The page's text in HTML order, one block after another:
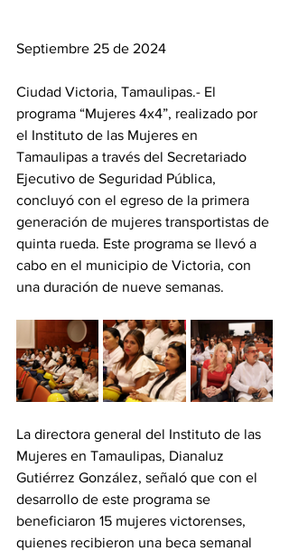
Septiembre 25 de 2024
Ciudad Victoria, Tamaulipas.- El
programa “Mujeres 4x4”, realizado por
el Instituto de las Mujeres en
Tamaulipas a través del Secretariado
Ejecutivo de Seguridad Pública,
concluyó con el egreso de la primera
generación de mujeres transportistas de
quinta rueda. Este programa se llevó a
cabo en el municipio de Victoria, con
una duración de nueve semanas.
La directora general del Instituto de las
Mujeres en Tamaulipas, Dianaluz
Gutiérrez González, señaló que con el
desarrollo de este programa se
beneficiaron 15 mujeres victorenses,
quienes recibieron una beca semanal